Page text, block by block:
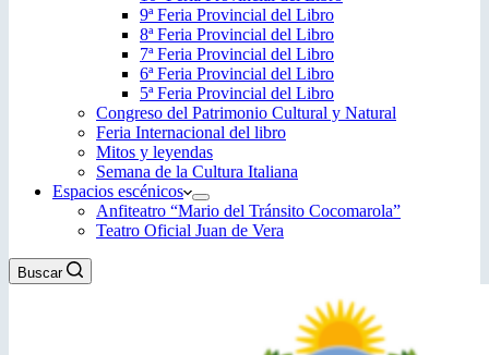
9ª Feria Provincial del Libro
8ª Feria Provincial del Libro
7ª Feria Provincial del Libro
6ª Feria Provincial del Libro
5ª Feria Provincial del Libro
Congreso del Patrimonio Cultural y Natural
Feria Internacional del libro
Mitos y leyendas
Semana de la Cultura Italiana
Espacios escénicos
Anfiteatro “Mario del Tránsito Cocomarola”
Teatro Oficial Juan de Vera
Buscar